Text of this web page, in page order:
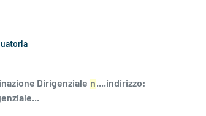
Dirigenziale n....indirizzo: